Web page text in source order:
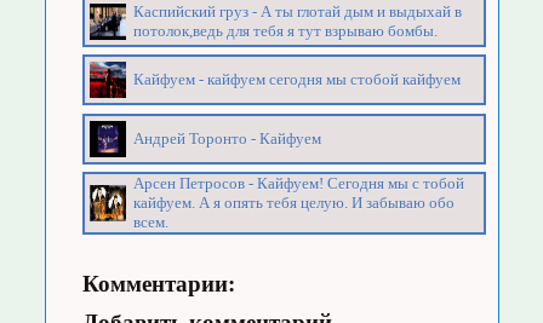
Каспийский груз - А ты глотай дым и выдыхай в
потолок,ведь для тебя я тут взрываю бомбы.
Кайфуем - кайфуем сегодня мы стобой кайфуем
Андрей Торонто - Кайфуем
Арсен Петросов - Кайфуем! Сегодня мы с тобой
кайфуем. А я опять тебя целую. И забываю обо
всем.
Комментарии: